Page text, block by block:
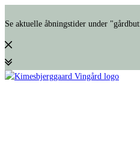
Se aktuelle åbningstider under